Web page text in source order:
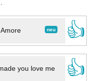
neu
👍
you love me
👍